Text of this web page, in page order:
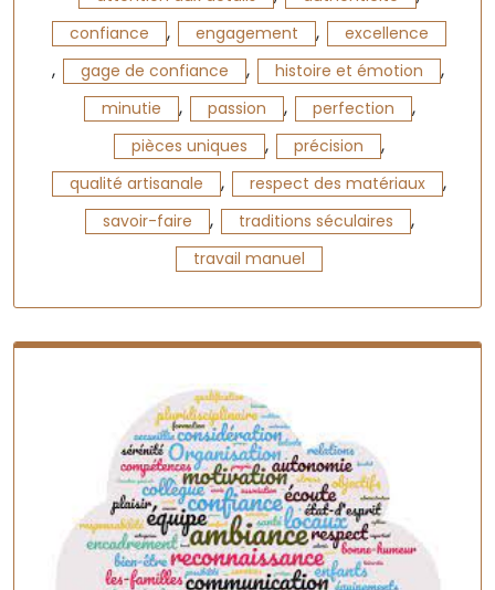
confiance , engagement , excellence
, gage de confiance , histoire et émotion ,
minutie , passion , perfection ,
pièces uniques , précision ,
qualité artisanale , respect des matériaux ,
savoir-faire , traditions séculaires ,
travail manuel